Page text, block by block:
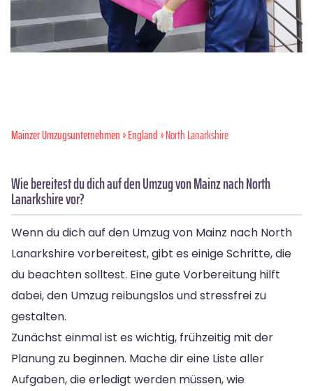
Mainzer Umzugsunternehmen»England» North Lanarkshire
Wie bereitest du dich auf den Umzug von Mainz nach North
Lanarkshire vor?
Wenn du dich auf den Umzug von Mainz nach North
Lanarkshire vorbereitest, gibt es einige Schritte, die
du beachten solltest. Eine gute Vorbereitung hilft
dabei, den Umzug reibungslos und stressfrei zu
gestalten.
Zunächst einmal ist es wichtig, frühzeitig mit der
Planung zu beginnen. Mache dir eine Liste aller
Aufgaben, die erledigt werden müssen, wie